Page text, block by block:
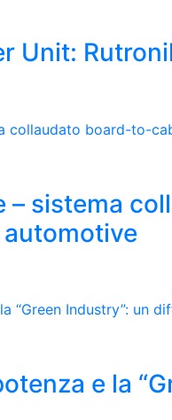
Unit:
– sistema
e la